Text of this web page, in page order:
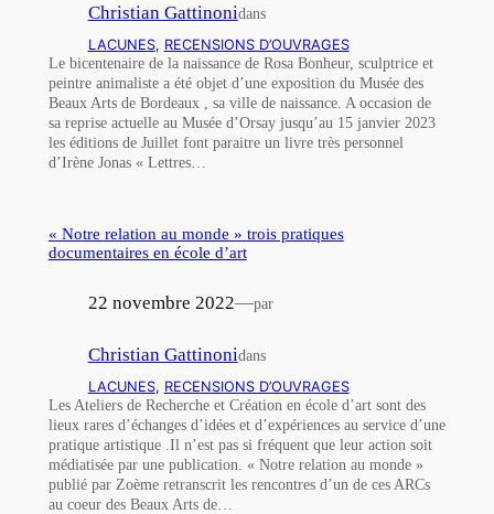
Christian Gattinonidans
LACUNES, RECENSIONS D’OUVRAGES
Le bicentenaire de la naissance de Rosa Bonheur, sculptrice et
peintre animaliste a été objet d’une exposition du Musée des
Beaux Arts de Bordeaux , sa ville de naissance. A occasion de
sa reprise actuelle au Musée d’Orsay jusqu’au 15 janvier 2023
les éditions de Juillet font paraitre un livre très personnel
d’Irène Jonas « Lettres…
« Notre relation au monde » trois pratiques
documentaires en école d’art
22 novembre 2022—par
Christian Gattinonidans
LACUNES, RECENSIONS D’OUVRAGES
Les Ateliers de Recherche et Création en école d’art sont des
lieux rares d’échanges d’idées et d’expériences au service d’une
pratique artistique .Il n’est pas si fréquent que leur action soit
médiatisée par une publication. « Notre relation au monde »
publié par Zoème retranscrit les rencontres d’un de ces ARCs
au coeur des Beaux Arts de…